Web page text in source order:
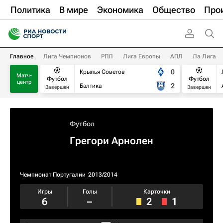
Политика В мире Экономика Общество
Главное Лига Чемпионов РПЛ Лига Европы АПЛ Ла Лига
Матч-
центр
Футбол
Завершен
Крылья Советов
Балтика
0
2
Футбол
Завершен
Футбол
Грегори Арнолен
Чемпионат Португалии 2013/2014
Игры
6
Голы
–
Карточки
2 1